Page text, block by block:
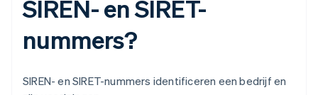
SIREN- en SIRET-
nummers?
SIREN- en SIRET-nummers identificeren een bedrijf en